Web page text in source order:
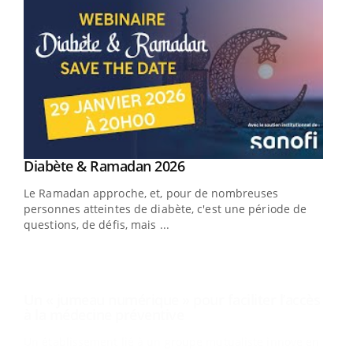
Youtube
Diabète & Ramadan 2026Youtube
Le Ramadan approche, et, pour de nombreuses
personnes atteintes de diabète, c'est une période de
questions, de défis, mais ...
Youtube
Un « jumeau numérique » pour faciliter l’accès
Un établissement lié à un groupe mutualiste innove en
matière de bilan de santé : l'utilisation d'un « jumeau